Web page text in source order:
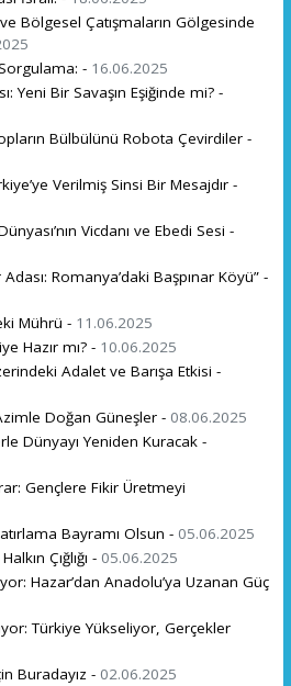
Bölgesel Çatışmaların Gölgesinde
- 16.06.2025
Yeni Bir Savaşın Eşiğinde mi? -
Bülbülünü Robota Çevirdiler -
Verilmiş Sinsi Bir Mesajdır -
Vicdanı ve Ebedi Sesi -
Romanya’daki Başpınar Köyü” -
Mührü - 11.06.2025
Hazır mı? - 10.06.2025
Adalet ve Barışa Etkisi -
Doğan Güneşler - 08.06.2025
Dünyayı Yeniden Kuracak -
Gençlere Fikir Üretmeyi
Bayramı Olsun - 05.06.2025
Çığlığı - 05.06.2025
Hazar’dan Anadolu’ya Uzanan Güç
Türkiye Yükseliyor, Gerçekler
Buradayız - 02.06.2025